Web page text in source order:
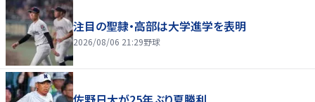
注目の聖隷・高部は大学進学を表明
2026/08/06 21:29野球